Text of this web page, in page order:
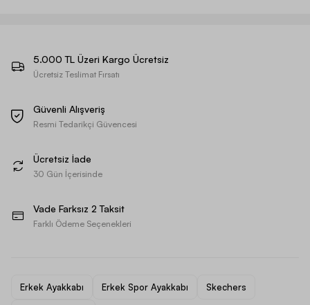
5.000 TL Üzeri Kargo Ücretsiz
Ücretsiz Teslimat Fırsatı
Güvenli Alışveriş
Resmi Tedarikçi Güvencesi
Ücretsiz İade
30 Gün İçerisinde
Vade Farksız 2 Taksit
Farklı Ödeme Seçenekleri
Erkek Ayakkabı Erkek Spor Ayakkabı Skechers